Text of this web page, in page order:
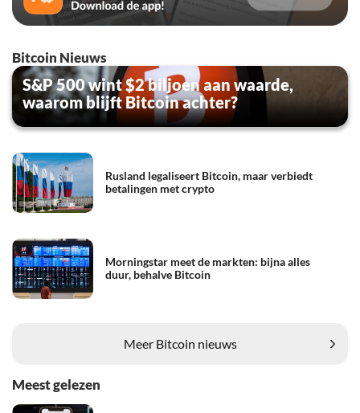
Bitcoin Nieuws
S&P 500 wint $2 biljoen aan waarde,
waarom blijft Bitcoin achter?
Rusland legaliseert Bitcoin, maar verbiedt
betalingen met crypto
Morningstar meet de markten: bijna alles
duur, behalve Bitcoin
Meer Bitcoin nieuws
Meest gelezen